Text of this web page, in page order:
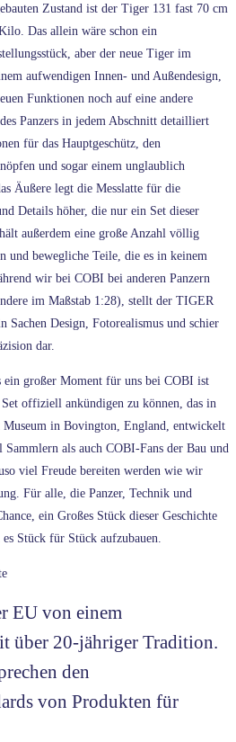
Zustand ist der Tiger 131 fast 70 cm
Das allein wäre schon ein
aber der neue Tiger im
aufwendigen Innen- und Außendesign,
Funktionen noch auf eine andere
Panzers in jedem Abschnitt detailliert
für das Hauptgeschütz, den
und sogar einem unglaublich
Äußere legt die Messlatte für die
Details höher, die nur ein Set dieser
außerdem eine große Anzahl völlig
und bewegliche Teile, die es in keinem
wir bei COBI bei anderen Panzern
im Maßstab 1:28), stellt der TIGER
Sachen Design, Fotorealismus und schier
dar.
ein großer Moment für uns bei COBI ist
offiziell ankündigen zu können, das in
Museum in Bovington, England, entwickelt
als auch COBI-Fans der Bau und
viel Freude bereiten werden wie wir
Für alle, die Panzer, Technik und
ein Großes Stück dieser Geschichte
Stück für Stück aufzubauen.
EU von einem
über 20-jähriger Tradition.
den
von Produkten für